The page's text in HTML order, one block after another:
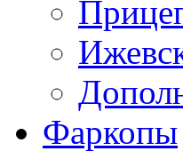
Фаркопы